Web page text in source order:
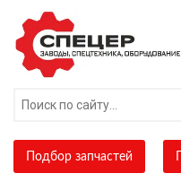
Подбор запчастей